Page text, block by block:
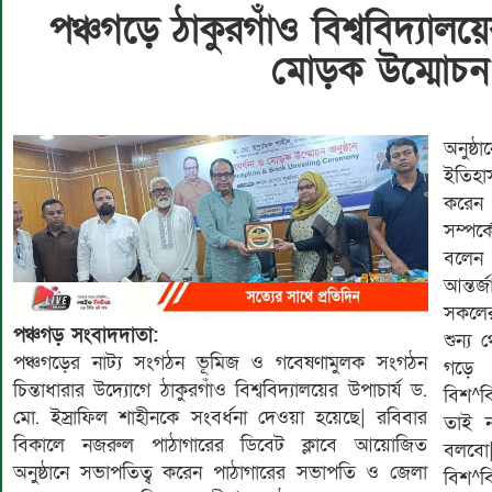
পঞ্চগড়ে ঠাকুরগাঁও
মোড়ক উম্মোচন
পঞ্চগড় সংবাদদাতা:
পঞ্চগড়ের নাট্য সংগঠন ভূমিজ ও গবেষণামুলক সংগঠন
চিন্তাধারার উদ্যোগে ঠাকুরগাঁও বিশ্ববিদ্যালয়ের উপাচার্য ড.
মো. ইস্রাফিল শাহীনকে সংবর্ধনা দেওয়া হয়েছে| রবিবার
বিকালে নজরুল পাঠাগারের ডিবেট ক্লাবে আয়োজিত
অনুষ্ঠানে সভাপতিত্ব করেন পাঠাগারের সভাপতি ও জেলা
করেন
শুন্য
তাই